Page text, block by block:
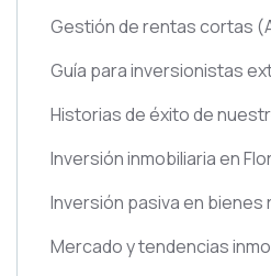
Gestión de rentas cortas
Guía para inversionistas
Historias de éxito de
Inversión inmobiliaria en
Inversión pasiva en bienes
Mercado y tendencias